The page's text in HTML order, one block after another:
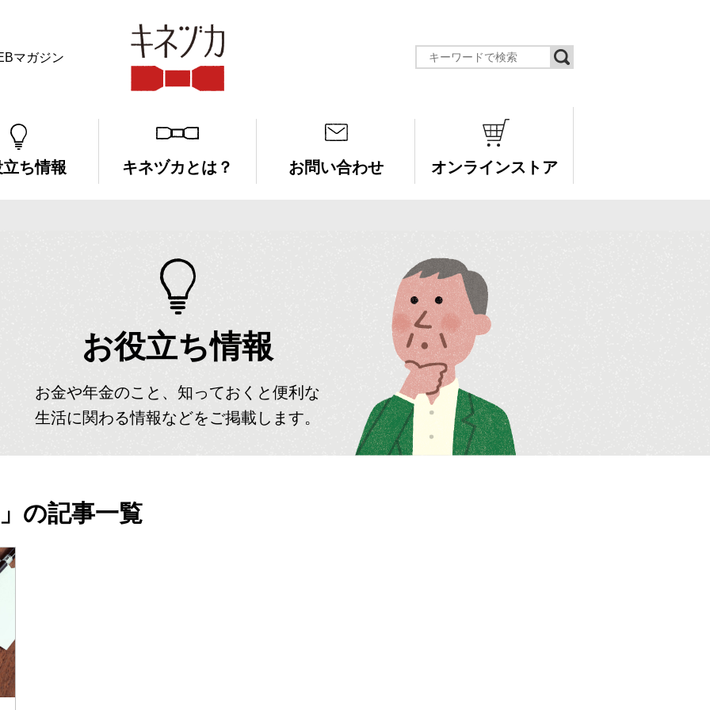
マガジン
ち情報 キネヅカとは？ お問い合わせ オンラインストア
お役立ち情報
お金や年金のこと、知っておくと便利な
生活に関わる情報などをご掲載します。
の記事一覧